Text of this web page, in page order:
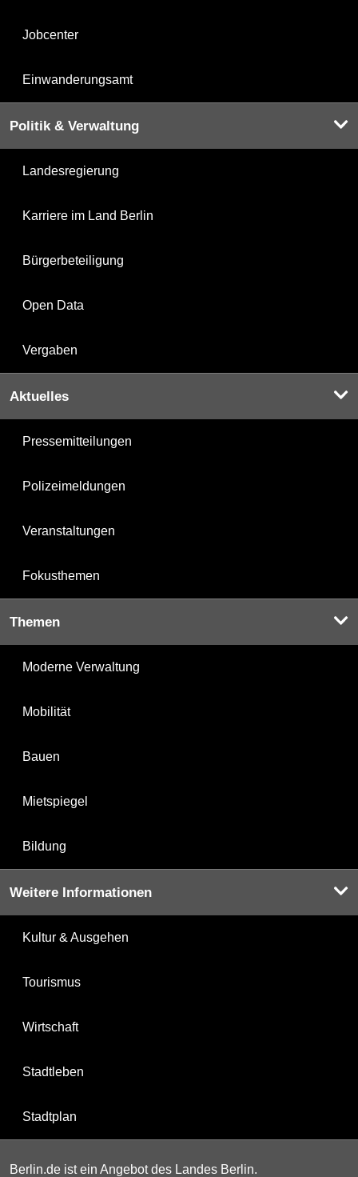
Jobcenter
Einwanderungsamt
Politik & Verwaltung
Landesregierung
Karriere im Land Berlin
Bürgerbeteiligung
Open Data
Vergaben
Aktuelles
Pressemitteilungen
Polizeimeldungen
Veranstaltungen
Fokusthemen
Themen
Moderne Verwaltung
Mobilität
Bauen
Mietspiegel
Bildung
Weitere Informationen
Kultur & Ausgehen
Tourismus
Wirtschaft
Stadtleben
Stadtplan
Berlin.de ist ein Angebot des Landes Berlin.